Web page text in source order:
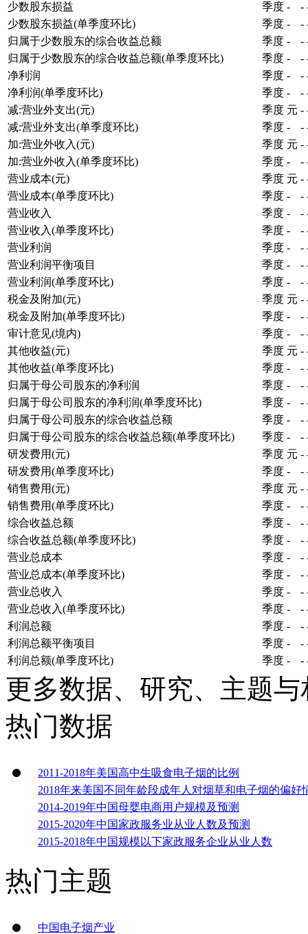
少数股东损益 季度 - -
少数股东损益(单季度环比)
季度 - -
归属于少数股东的综合收益总额
季度 - -
归属于少数股东的综合收益总额(单季度环比)
季度 - -
净利润
季度 - -
净利润(单季度环比)
季度 - -
减:营业外支出(元)
季度 元 -
减:营业外支出(单季度环比)
季度 - -
加:营业外收入(元)
季度 元 -
加:营业外收入(单季度环比)
季度 - -
营业成本(元)
季度 元 -
营业成本(单季度环比)
季度 - -
营业收入
季度 - -
营业收入(单季度环比)
季度 - -
营业利润
季度 - -
营业利润平衡项目
季度 - -
营业利润(单季度环比)
季度 - -
税金及附加(元)
季度 元 -
税金及附加(单季度环比)
季度 - -
审计意见(境内)
季度 - -
其他收益(元)
季度 元 -
其他收益(单季度环比)
季度 - -
归属于母公司股东的净利润
季度 - -
归属于母公司股东的净利润(单季度环比)
季度 - -
归属于母公司股东的综合收益总额
季度 - -
归属于母公司股东的综合收益总额(单季度环比)
季度 - -
研发费用(元)
季度 元 -
研发费用(单季度环比)
季度 - -
销售费用(元)
季度 元 -
销售费用(单季度环比)
季度 - -
综合收益总额
季度 - -
综合收益总额(单季度环比)
季度 - -
营业总成本
季度 - -
营业总成本(单季度环比)
季度 - -
营业总收入
季度 - -
营业总收入(单季度环比)
季度 - -
利润总额
季度 - -
利润总额平衡项目
季度 - -
利润总额(单季度环比)
季度 - -
更多数据、研究、主题
热门数据
2011-2018年美国高中生吸食电子烟的比例
2018年来美国不同年龄段成年人对烟草和电子烟的偏好
2014-2019年中国母婴电商用户规模及预测
2015-2020年中国家政服务业从业人数及预测
2015-2018年中国规模以下家政服务企业从业人数
热门主题
中国电子烟产业